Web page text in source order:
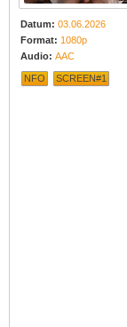
Datum: 03.06.2026
Format: 1080p
Audio: AAC
NFO SCREEN#1